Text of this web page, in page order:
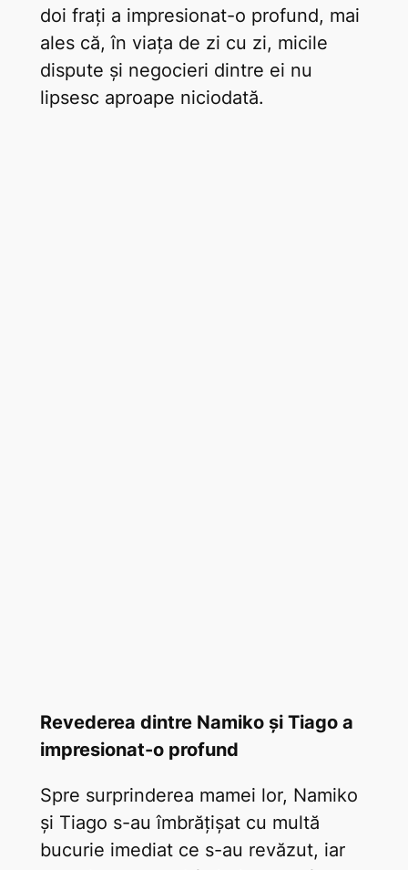
doi frați a impresionat-o profund, mai
ales că, în viața de zi cu zi, micile
dispute și negocieri dintre ei nu
lipsesc aproape niciodată.
Revederea dintre Namiko și Tiago a
impresionat-o profund
Spre surprinderea mamei lor, Namiko
și Tiago s-au îmbrățișat cu multă
bucurie imediat ce s-au revăzut, iar